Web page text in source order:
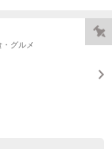
グルメ